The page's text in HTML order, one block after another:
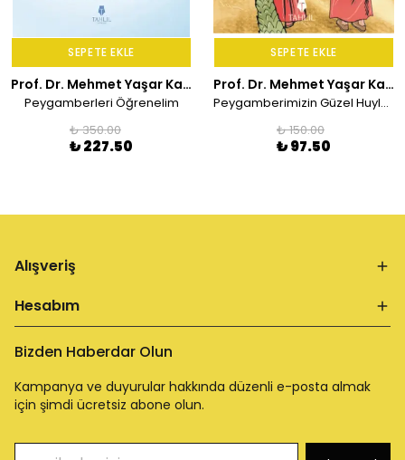
SEPETE EKLE
Prof. Dr. Mehmet Yaşar Kandemir
Peygamberleri Öğrenelim
₺ 350.00
₺ 227.50
SEPETE EKLE
Prof. Dr. Mehmet Yaşar Kandemir
Peygamberimizin Güzel Huyları
₺ 150.00
₺ 97.50
Alışveriş
Hesabım
Bizden Haberdar Olun
Kampanya ve duyurular hakkında düzenli e-posta almak
için şimdi ücretsiz abone olun.